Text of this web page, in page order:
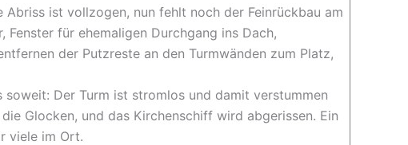
Abriss ist vollzogen, nun fehlt noch der Feinrückbau am
Fenster für ehemaligen Durchgang ins Dach,
der Putzreste an den Turmwänden zum Platz,
soweit: Der Turm ist stromlos und damit verstummen
Glocken, und das Kirchenschiff wird abgerissen. Ein
viele im Ort.